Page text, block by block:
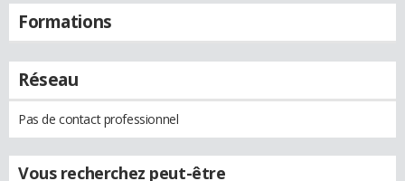
Formations
Réseau
Pas de contact professionnel
Vous recherchez peut-être